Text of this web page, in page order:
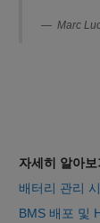
Marc
자세히 알아보
배터리 관리
BMS 배포 및